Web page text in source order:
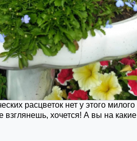
расцветок нет у этого милого
взглянешь, хочется! А вы на какие